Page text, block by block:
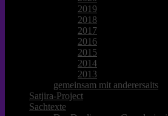
2019
2018
2017
2016
2015
2014
2013
gemeinsam mit anderersaits
Satjira-Project
Sachtexte